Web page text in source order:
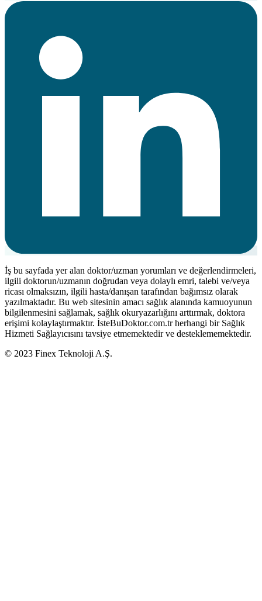
İş bu sayfada yer alan doktor/uzman yorumları ve değerlendirmeleri,
ilgili doktorun/uzmanın doğrudan veya dolaylı emri, talebi ve/veya
ricası olmaksızın, ilgili hasta/danışan tarafından bağımsız olarak
yazılmaktadır. Bu web sitesinin amacı sağlık alanında kamuoyunun
bilgilenmesini sağlamak, sağlık okuryazarlığını arttırmak, doktora
erişimi kolaylaştırmaktır. İsteBuDoktor.com.tr herhangi bir Sağlık
Hizmeti Sağlayıcısını tavsiye etmemektedir ve desteklememektedir.
© 2023 Finex Teknoloji A.Ş.